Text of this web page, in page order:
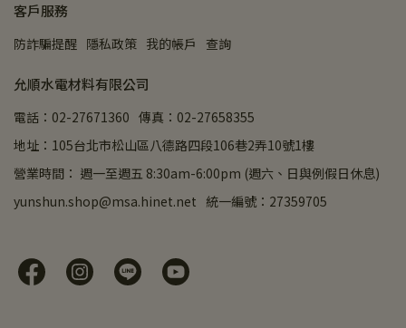
客戶服務
防詐騙提醒 隱私政策 我的帳戶 查詢
允順水電材料有限公司
電話：02-27671360 傳真：02-27658355
地址：105台北市松山區八德路四段106巷2弄10號1樓
營業時間： 週一至週五 8:30am-6:00pm (週六、日與例假日休息)
yunshun.shop@msa.hinet.net 統一編號：27359705